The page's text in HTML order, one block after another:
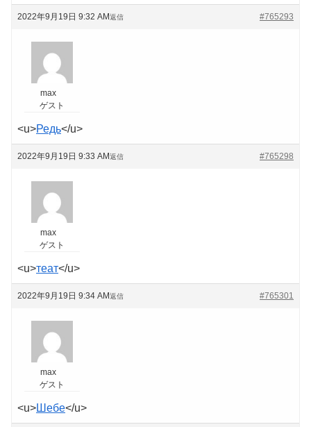
2022年9月19日 9:32 AM #765293
返信
max
ゲスト
<u>Редь</u>
2022年9月19日 9:33 AM #765298
返信
max
ゲスト
<u>теат</u>
2022年9月19日 9:34 AM #765301
返信
max
ゲスト
<u>Шебе</u>